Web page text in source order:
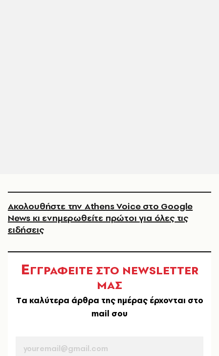
Ακολουθήστε την Athens Voice στο Google
News κι ενημερωθείτε πρώτοι για όλες τις
ειδήσεις
ΕΓΓΡΑΦΕΙΤΕ ΣΤΟ NEWSLETTER
ΜΑΣ
Tα καλύτερα άρθρα της ημέρας έρχονται στο
mail σου